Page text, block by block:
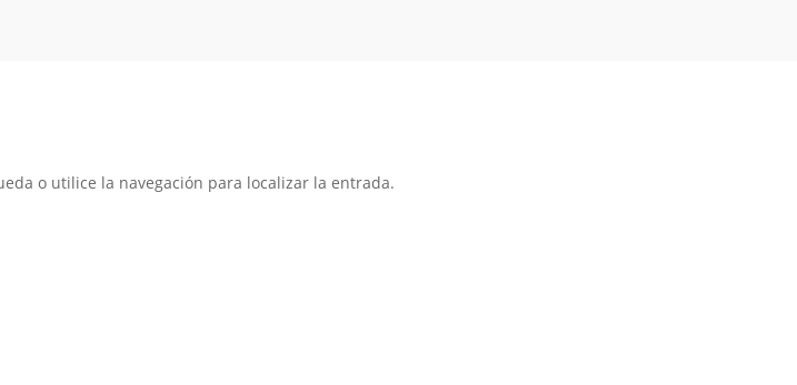
o utilice la navegación para localizar la entrada.